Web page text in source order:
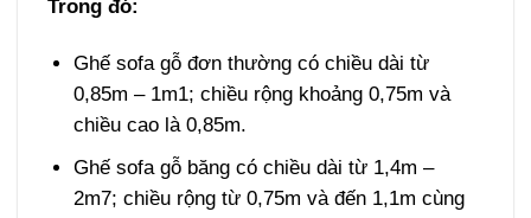
Trong đó:
Ghế sofa gỗ đơn thường có chiều dài từ
0,85m – 1m1; chiều rộng khoảng 0,75m và
chiều cao là 0,85m.
Ghế sofa gỗ băng có chiều dài từ 1,4m –
2m7; chiều rộng từ 0,75m và đến 1,1m cùng